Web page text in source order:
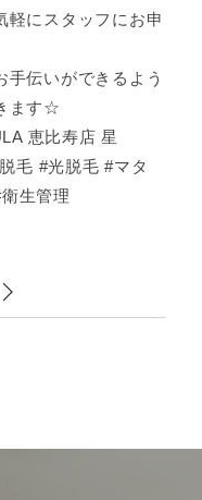
軽にスタッフにお申
手伝いができるよう
ます☆
恵比寿店 星
毛 #光脱毛 #マタ
生管理